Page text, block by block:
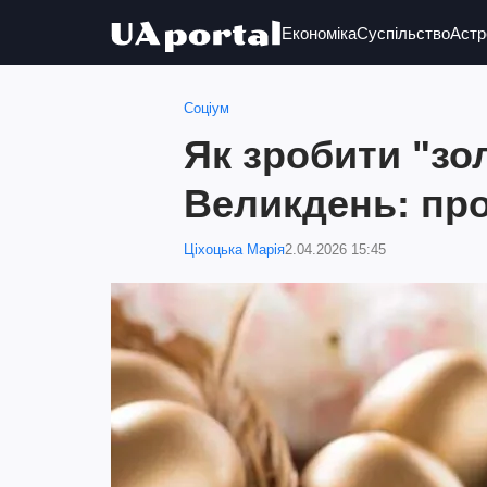
ЕкономікаСуспільство
Соціум
Як зробити
Великдень:
Ціхоцька Марія2.04.2026 15:45